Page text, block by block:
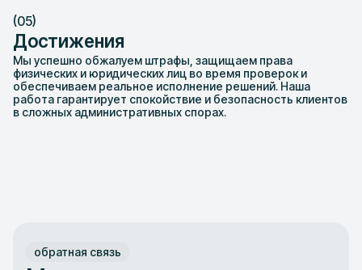
(05)
Достижения
Мы успешно обжалуем штрафы, защищаем права
физических и юридических лиц во время проверок и
обеспечиваем реальное исполнение решений. Наша
работа гарантирует спокойствие и безопасность клиентов
в сложных административных спорах.
обратная связь